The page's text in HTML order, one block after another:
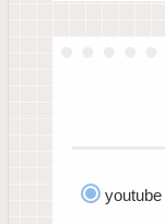
youtube